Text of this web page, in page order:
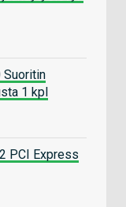
Suoritin
1 kpl
PCI Express